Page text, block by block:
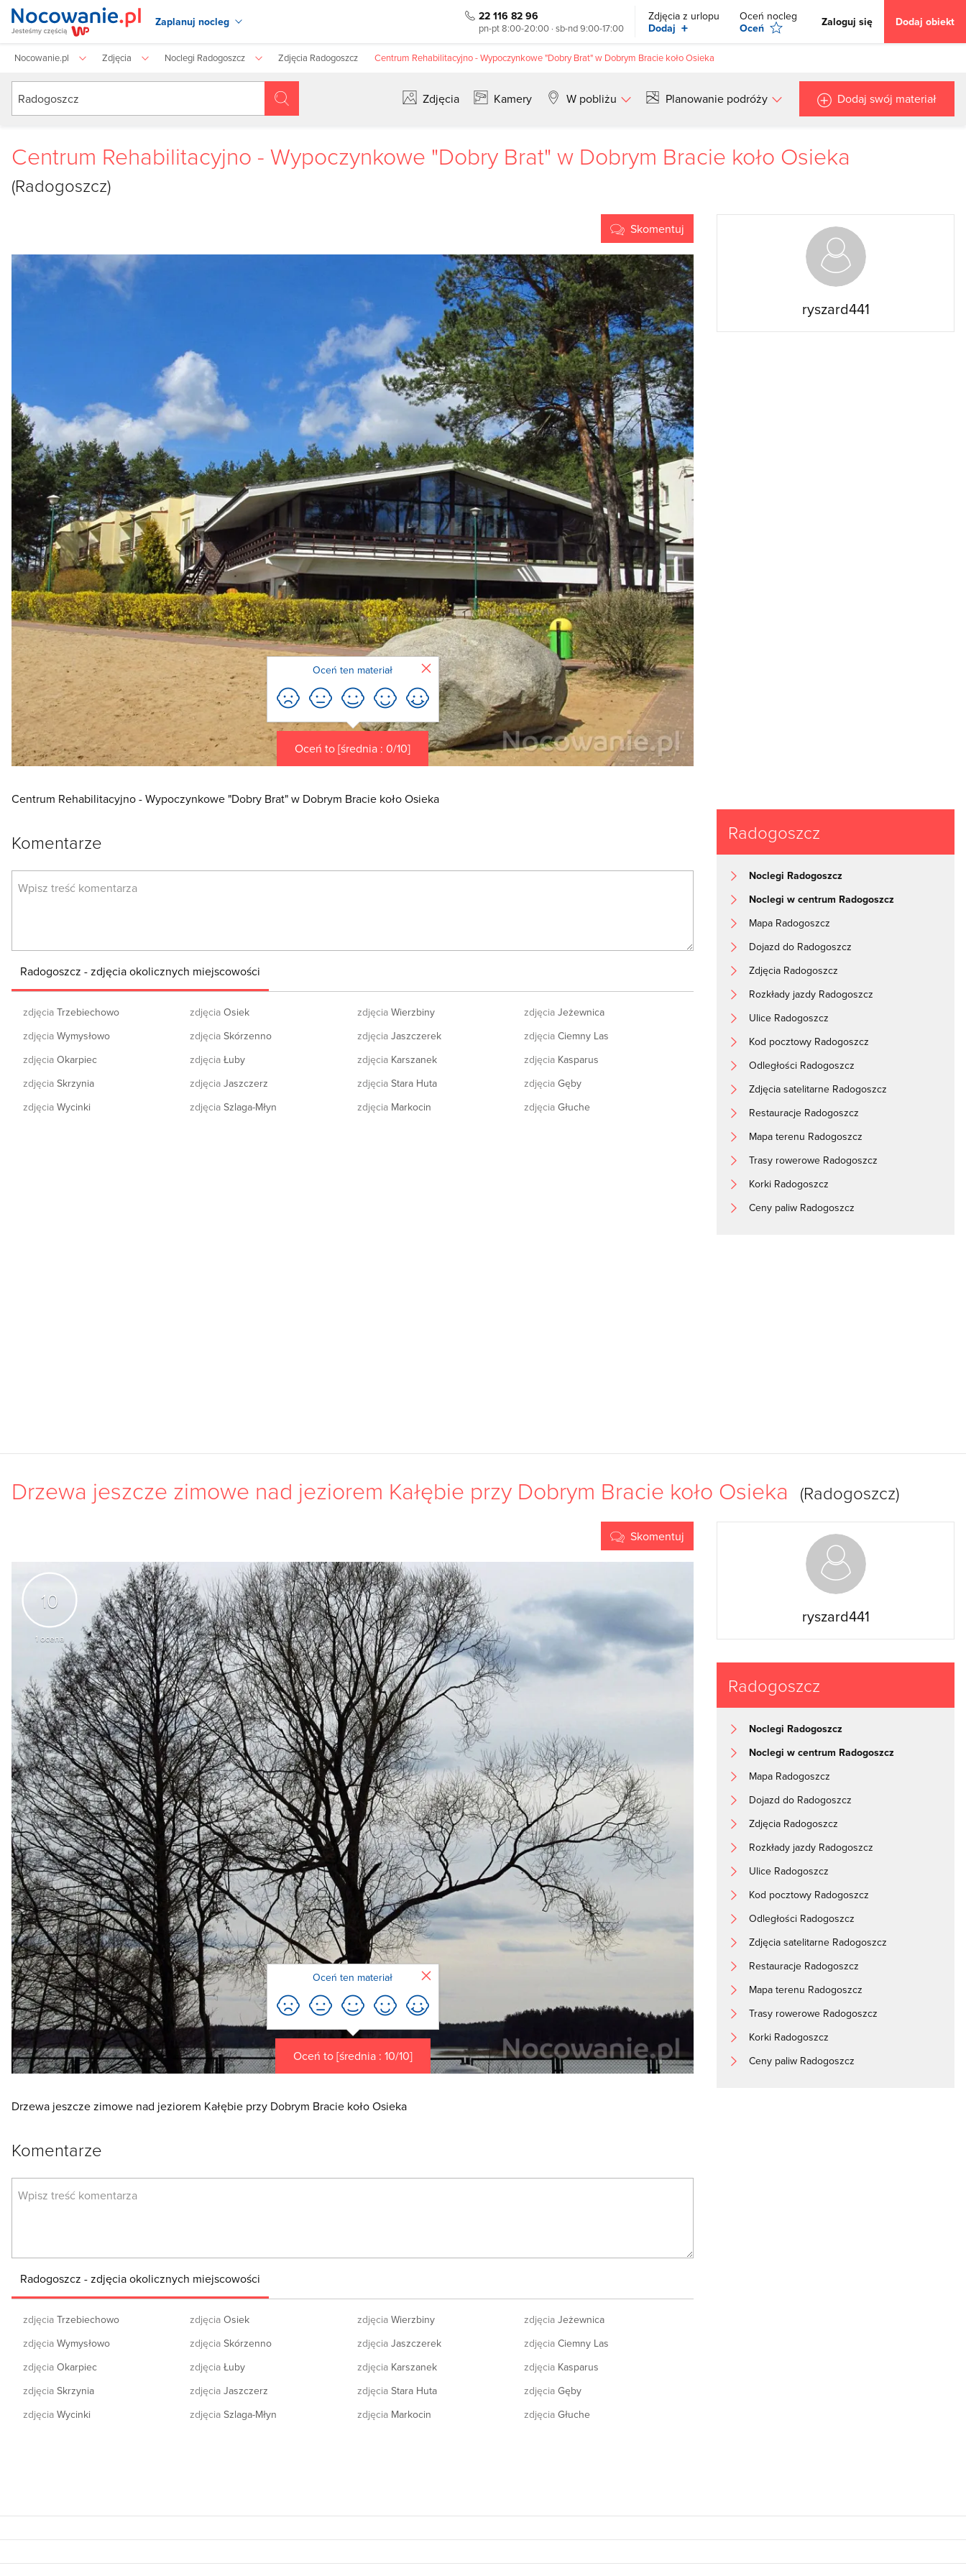
Zaplanuj nocleg 22 116 82 96
pn-pt 8:00-20:00 · sb-nd 9:00-17:00
Zdjęcia z urlopu
Dodaj +
Oceń nocleg
Oceń
Zaloguj się Dodaj obiekt
Nocowanie.pl Zdjęcia Noclegi Radogoszcz Zdjęcia Radogoszcz Centrum Rehabilitacyjno - Wypoczynkowe "Dobry Brat" w Dobrym Bracie koło Osieka
Zdjęcia Kamery W pobliżu Planowanie podróży Dodaj swój materiał
Centrum Rehabilitacyjno - Wypoczynkowe "Dobry Brat" w Dobrym Bracie koło Osieka
(Radogoszcz)
Skomentuj
Oceń to [średnia : 0/10]
Oceń ten materiał Zamknij
Centrum Rehabilitacyjno - Wypoczynkowe "Dobry Brat" w Dobrym Bracie koło Osieka
Komentarze
Radogoszcz - zdjęcia okolicznych miejscowości
zdjęcia Trzebiechowo
zdjęcia Wymysłowo
zdjęcia Okarpiec
zdjęcia Skrzynia
zdjęcia Wycinki
zdjęcia Osiek
zdjęcia Skórzenno
zdjęcia Łuby
zdjęcia Jaszczerz
zdjęcia Szlaga-Młyn
zdjęciaWierzbiny
zdjęciaJaszczerek
zdjęciaKarszanek
zdjęciaStara Huta
zdjęciaMarkocin
zdjęciaJeżewnica
zdjęciaCiemny Las
zdjęciaKasparus
zdjęciaGęby
zdjęciaGłuche
ryszard441
Radogoszcz
Noclegi Radogoszcz
Noclegi w centrum Radogoszcz
Mapa Radogoszcz
Dojazd do Radogoszcz
Zdjęcia Radogoszcz
Rozkłady jazdy Radogoszcz
Ulice Radogoszcz
Kod pocztowy Radogoszcz
Odległości Radogoszcz
Zdjęcia satelitarne Radogoszcz
Restauracje Radogoszcz
Mapa terenu Radogoszcz
Trasy rowerowe Radogoszcz
Korki Radogoszcz
Ceny paliw Radogoszcz
Drzewa jeszcze zimowe nad jeziorem Kałębie przy Dobrym Bracie koło Osieka (Radogoszcz)
Skomentuj
10
1 ocena
Oceń to [średnia : 10/10]
Oceń ten materiał
Drzewa jeszcze zimowe nad jeziorem Kałębie przy Dobrym Bracie koło Osieka
Komentarze
Radogoszcz - zdjęcia okolicznych miejscowości
zdjęcia Trzebiechowo
zdjęcia Wymysłowo
zdjęcia Okarpiec
zdjęcia Skrzynia
zdjęcia Wycinki
zdjęcia Osiek
zdjęcia Skórzenno
zdjęcia Łuby
zdjęcia Jaszczerz
zdjęcia Szlaga-Młyn
zdjęciaWierzbiny
zdjęciaJaszczerek
zdjęciaKarszanek
zdjęciaStara Huta
zdjęciaMarkocin
zdjęciaJeżewnica
zdjęciaCiemny Las
zdjęciaKasparus
zdjęciaGęby
zdjęciaGłuche
ryszard441
Radogoszcz
Noclegi Radogoszcz
Noclegi w centrum Radogoszcz
Mapa Radogoszcz
Dojazd do Radogoszcz
Zdjęcia Radogoszcz
Rozkłady jazdy Radogoszcz
Ulice Radogoszcz
Kod pocztowy Radogoszcz
Odległości Radogoszcz
Zdjęcia satelitarne Radogoszcz
Restauracje Radogoszcz
Mapa terenu Radogoszcz
Trasy rowerowe Radogoszcz
Korki Radogoszcz
Ceny paliw Radogoszcz